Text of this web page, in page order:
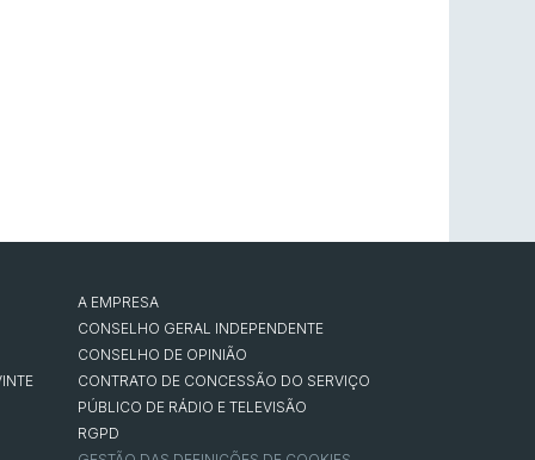
A EMPRESA
CONSELHO GERAL INDEPENDENTE
CONSELHO DE OPINIÃO
CONTRATO DE CONCESSÃO DO SERVIÇO
PÚBLICO DE RÁDIO E TELEVISÃO
RGPD